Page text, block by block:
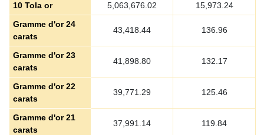
10 Tola or
5,063,676.02
15,973.24
Gramme d'or 24
carats
43,418.44 136.96
Gramme d'or 23
carats
41,898.80 132.17
Gramme d'or 22
carats
39,771.29 125.46
Gramme d'or 21
carats
37,991.14 119.84